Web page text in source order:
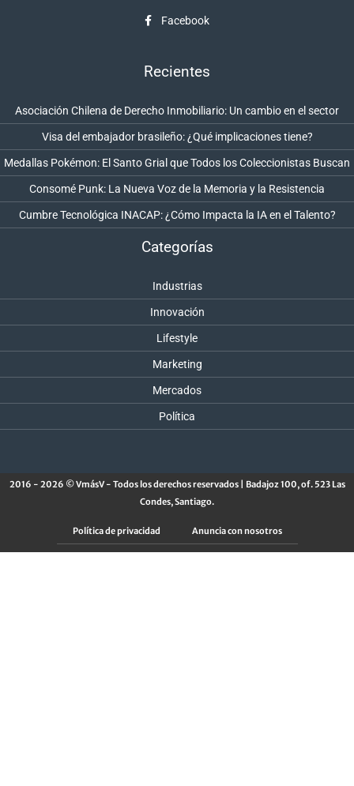
Facebook
Recientes
Asociación Chilena de Derecho Inmobiliario: Un cambio en el sector
Visa del embajador brasileño: ¿Qué implicaciones tiene?
Medallas Pokémon: El Santo Grial que Todos los Coleccionistas Buscan
Consomé Punk: La Nueva Voz de la Memoria y la Resistencia
Cumbre Tecnológica INACAP: ¿Cómo Impacta la IA en el Talento?
Categorías
Industrias
Innovación
Lifestyle
Marketing
Mercados
Política
2016 - 2026 © VmásV - Todos los derechos reservados | Badajoz 100, of. 523 Las
Condes, Santiago.
Política de privacidad Anuncia con nosotros